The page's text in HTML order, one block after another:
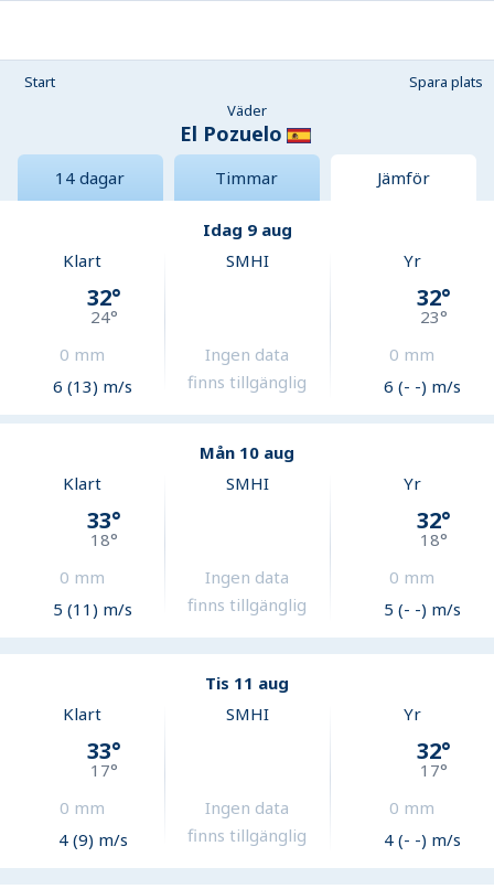
Start
Spara plats
Väder
El Pozuelo
14 dagar Timmar Jämför
Idag 9 aug
Klart
32°
24°
0 mm
6 (13) m/s
SMHI
Ingen data
finns tillgänglig
Yr
32°
23°
0 mm
6 (- -) m/s
Mån 10 aug
Klart
33°
18°
0 mm
5 (11) m/s
SMHI
Ingen data
finns tillgänglig
Yr
32°
18°
0 mm
5 (- -) m/s
Tis 11 aug
Klart
33°
17°
0 mm
4 (9) m/s
SMHI
Ingen data
finns tillgänglig
Yr
32°
17°
0 mm
4 (- -) m/s